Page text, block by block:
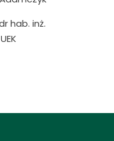
hab. inż.